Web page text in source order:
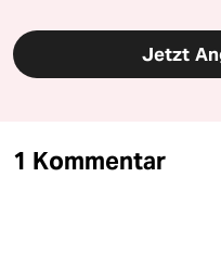
Jetzt
1 Kommentar